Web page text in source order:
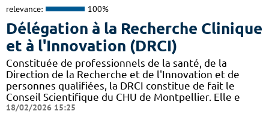
relevance: 100%
Délégation à la Recherche Clinique
et à l'Innovation (DRCI)
Constituée de professionnels de la santé, de la
Direction de la Recherche et de l'Innovation et de
personnes qualifiées, la DRCI constitue de fait le
Conseil Scientifique du CHU de Montpellier. Elle e
18/02/2026 15:25